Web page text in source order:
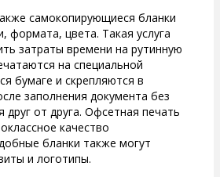
самокопирующиеся бланки
формата, цвета. Такая услуга
затраты времени на рутинную
на специальной
бумаге и скрепляются в
заполнения документа без
друг от друга. Офсетная печать
качество
бланки также могут
и логотипы.